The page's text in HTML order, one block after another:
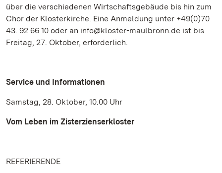
über die verschiedenen Wirtschaftsgebäude bis hin zum
Chor der Klosterkirche. Eine Anmeldung unter +49(0)70
43. 92 66 10 oder an info@kloster-maulbronn.de ist bis
Freitag, 27. Oktober, erforderlich.
Service und Informationen
Samstag, 28. Oktober, 10.00 Uhr
Vom Leben im Zisterzienserkloster
REFERIERENDE